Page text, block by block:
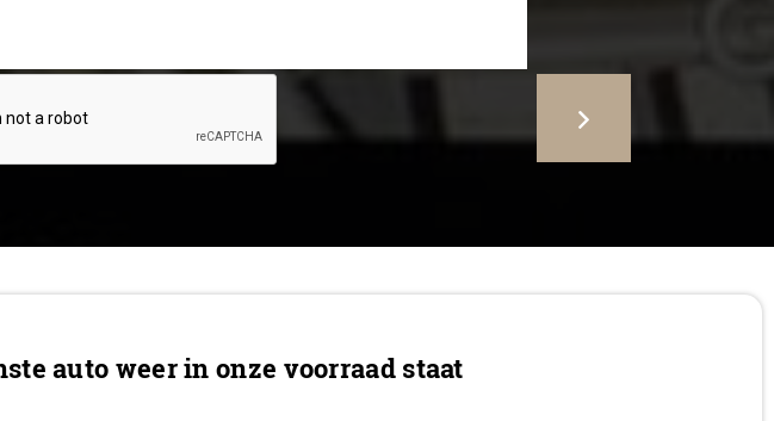
auto weer in onze voorraad staat